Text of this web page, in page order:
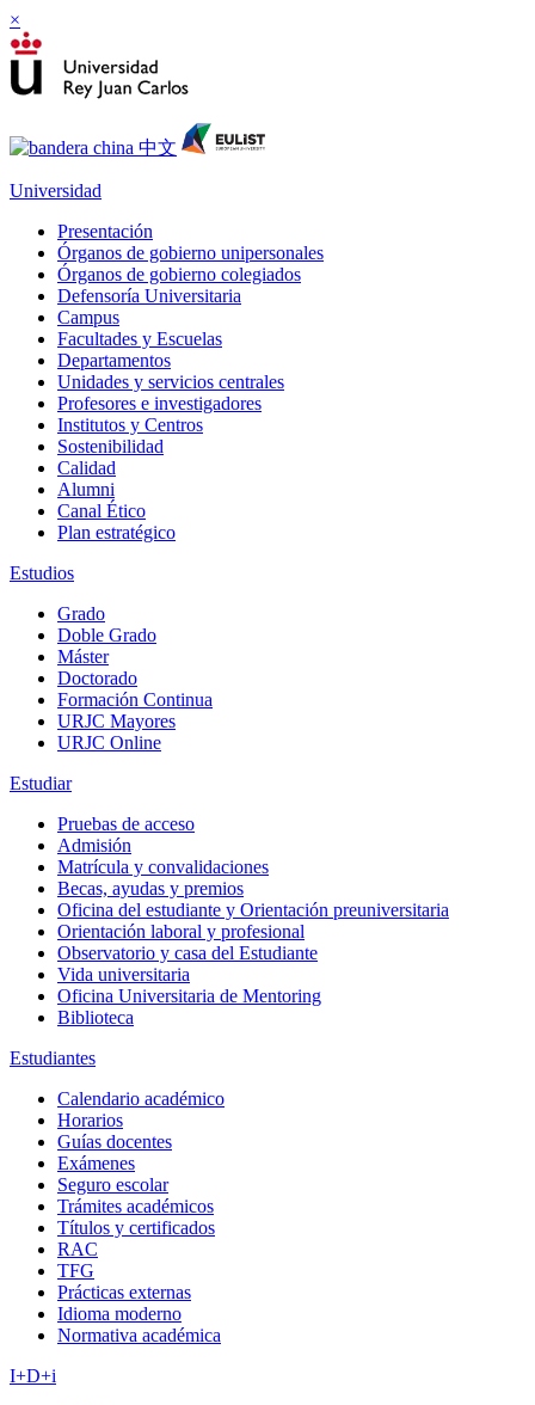
×
Universidad
Presentación
Órganos de gobierno unipersonales
Órganos de gobierno colegiados
Defensoría Universitaria
Campus
Facultades y Escuelas
Departamentos
Unidades y servicios centrales
Profesores e investigadores
Institutos y Centros
Sostenibilidad
Calidad
Alumni
Canal Ético
Plan estratégico
Estudios
Grado
Doble Grado
Máster
Doctorado
Formación Continua
URJC Mayores
URJC Online
Estudiar
Pruebas de acceso
Admisión
Matrícula y convalidaciones
Becas, ayudas y premios
Oficina del estudiante y Orientación preuniversitaria
Orientación laboral y profesional
Observatorio y casa del Estudiante
Vida universitaria
Oficina Universitaria de Mentoring
Biblioteca
Estudiantes
Calendario académico
Horarios
Guías docentes
Exámenes
Seguro escolar
Trámites académicos
Títulos y certificados
RAC
TFG
Prácticas externas
Idioma moderno
Normativa académica
I+D+i